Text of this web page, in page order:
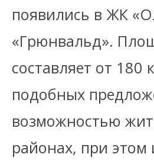
появились в ЖК
«Грюнвальд».
составляет от
подобных
возможностью
районах, при этом